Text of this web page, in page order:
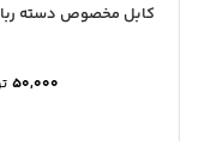
کابل مخصوص دسته